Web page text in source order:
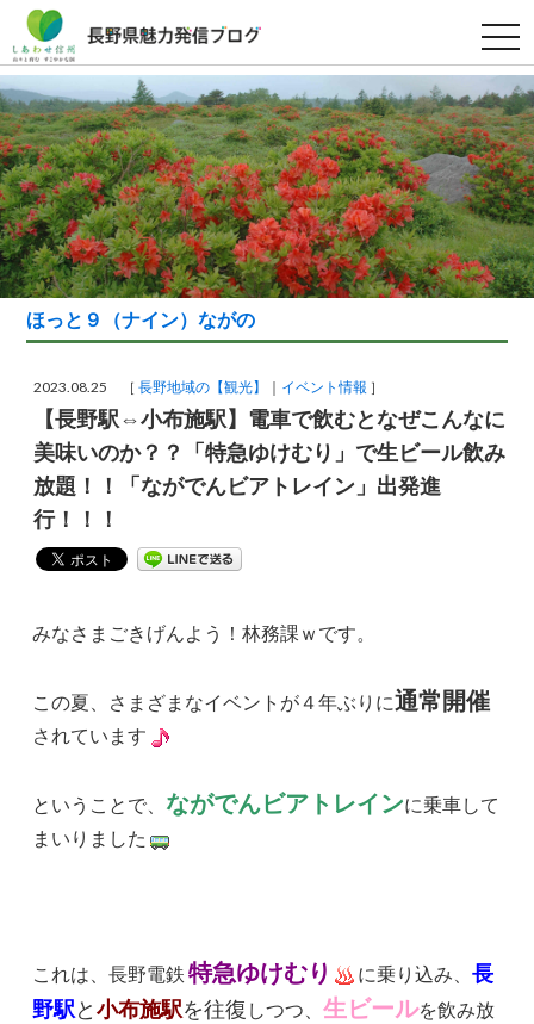
t
o
g
l
e
n
a
v
i
g
a
t
i
o
n
ほっと９（ナイン）ながの
2023.08.25 ［長野地域の【観光】 イベント情報 ］
【長野駅⇔小布施駅】電車で飲むとなぜこんなに
美味いのか？？「特急ゆけむり」で生ビール飲み
放題！！「ながでんビアトレイン」出発進
行！！！
みなさまごきげんよう！林務課ｗです。
この夏、さまざまなイベントが４年ぶりに通常開催
されています
ということで、 ながでんビアトレインに乗車して
まいりました
これは、長野電鉄特急ゆけむり に乗り込み、長
野駅と小布施駅を往復 しつつ、生ビールを飲み放